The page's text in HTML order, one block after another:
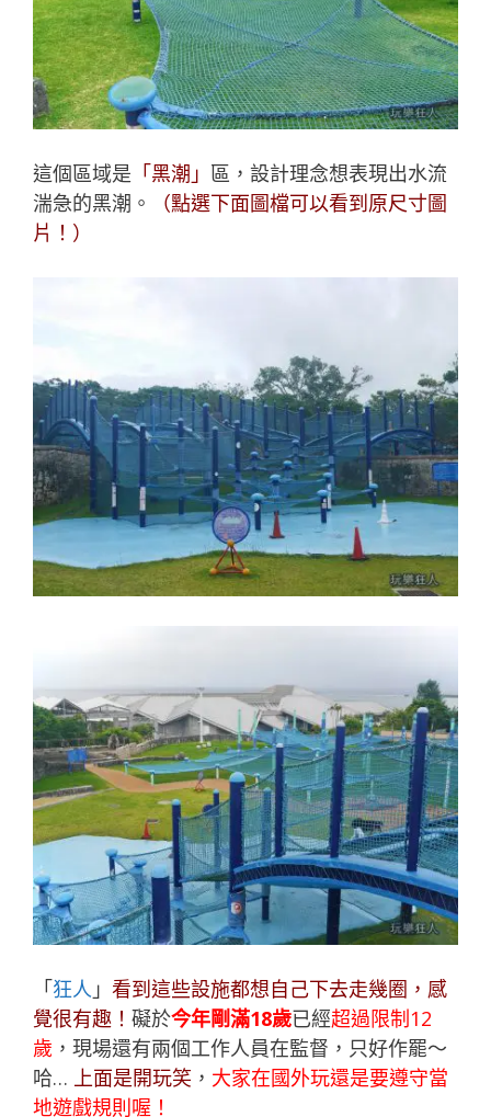
這個區域是 「黑潮」 區，設計理念想表現出水流
湍急的黑潮。
（點選下面圖檔可以看到原尺寸圖
片！）
「狂人 」 看到這些設施都想自己下去走幾圈，感
覺很有趣！ 礙於今年剛滿18歲已經超過限制12
歲 ，現場還有兩個工作人員在監督，只好作罷～
哈… 上面是開玩笑 ， 大家在國外玩還是要遵守當
地遊戲規則喔！